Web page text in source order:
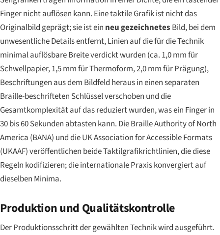
Finger nicht auflösen kann. Eine taktile Grafik ist nicht das
Originalbild geprägt; sie ist ein neu gezeichnetes Bild, bei dem
unwesentliche Details entfernt, Linien auf die für die Technik
minimal auflösbare Breite verdickt wurden (ca. 1,0 mm für
Schwellpapier, 1,5 mm für Thermoform, 2,0 mm für Prägung),
Beschriftungen aus dem Bildfeld heraus in einen separaten
Braille-beschrifteten Schlüssel verschoben und die
Gesamtkomplexität auf das reduziert wurden, was ein Finger in
30 bis 60 Sekunden abtasten kann. Die Braille Authority of North
America (BANA) und die UK Association for Accessible Formats
(UKAAF) veröffentlichen beide Taktilgrafikrichtlinien, die diese
Regeln kodifizieren; die internationale Praxis konvergiert auf
dieselben Minima.
Produktion und Qualitätskontrolle
Der Produktionsschritt der gewählten Technik wird ausgeführt.